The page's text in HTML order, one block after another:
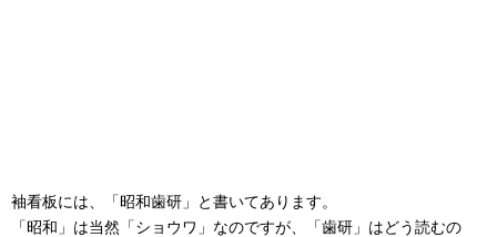
袖看板には、「昭和歯研」と書いてあります。
「昭和」は当然「ショウワ」なのですが、「歯研」はどう読むの